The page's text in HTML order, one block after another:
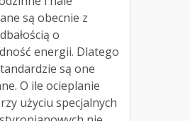
są obecnie z
o
energii. Dlatego
są one
O ile ocieplanie
użyciu specjalnych